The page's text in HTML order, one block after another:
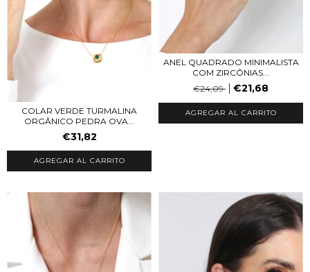
COLAR VERDE TURMALINA
ORGÂNICO PEDRA OVA...
€31,82
ANEL QUADRADO MINIMALISTA
COM ZIRCÔNIAS...
€24,09
€21,68
AGREGAR AL CARRITO